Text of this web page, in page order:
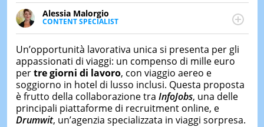
DI
IERI
Alessia Malorgio
CONTENT SPECIALIST
Ha conseguito un Master in Marketing Management
occupa della creazione di contenuti in ottica SEO e
dello sviluppo di strategie marketing attraverso
canali digitali.
Un’opportunità lavorativa unica si presenta per gli
appassionati di viaggi: un compenso di mille euro
pertre giorni di lavoro, con viaggio aereo e
soggiorno in hotel di lusso inclusi. Questa proposta
è frutto della collaborazione tra InfoJobs, una delle
principali piattaforme di recruitment online, e
Drumwit, un’agenzia specializzata in viaggi sorpresa.